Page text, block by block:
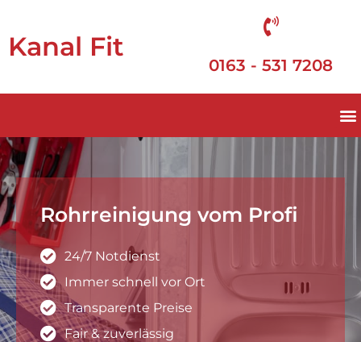
Kanal Fit
0163 - 531 7208
Rohrreinigung vom Profi
24/7 Notdienst
Immer schnell vor Ort
Transparente Preise
Fair & zuverlässig